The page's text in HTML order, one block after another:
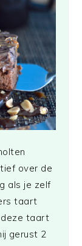
over de
als je zelf
taart
deze taart
gerust 2